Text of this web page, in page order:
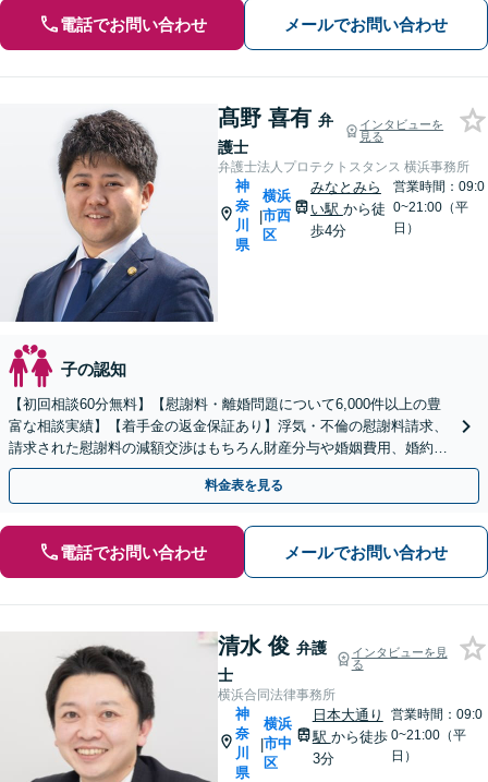
電話でお問い合わせ メールでお問い合わせ
髙野 喜有 弁
護士
インタビューを
見る
弁護士法人プロテクトスタンス 横浜事務所
神
奈
川
県
|
横浜
市西
区
みなとみら
い駅 から徒
歩4分
営業時間：09:0
0~21:00（平
日）
子の認知
【初回相談60分無料】【慰謝料・離婚問題について6,000件以上の豊
富な相談実績】【着手金の返金保証あり】浮気・不倫の慰謝料請求、
請求された慰謝料の減額交渉はもちろん財産分与や婚姻費用、婚約破
棄など様々な離婚・男女問題の解決実績が豊富です。
料金表を見る
電話でお問い合わせ メールでお問い合わせ
清水 俊 弁護
士
インタビューを見
る
横浜合同法律事務所
神
奈
川
県
|
横浜
市中
区
日本大通り
駅 から徒歩
3分
営業時間：09:0
0~21:00（平
日）